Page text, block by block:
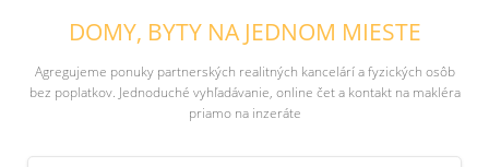
DOMY, BYTY NA JEDNOM MIESTE
Agregujeme ponuky partnerských realitných kancelárí a fyzických osôb
bez poplatkov. Jednoduché vyhľadávanie, online čet a kontakt na makléra
priamo na inzeráte